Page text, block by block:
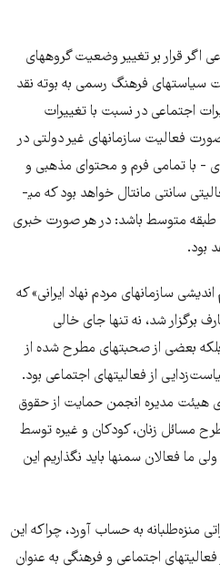
اگر قرار بر تغییر وضعیت گروه­های
سیاست­های فرهنگ رسمی به بوته نقد
اجتماعی در نسبت با تغییرات
فعالیت سازمان­های غیر دولتی در
- با تمامی فرم و محتوای مذهبی و
سنتی آن – سوق داده می­شود یا فعالیتی سانتی مانتال خواهد بود که می­
طبقه متوسط باشد: در هر صورت خبری
بود.
سازمان­های مردم نهاد ایرانی» که
شد، نه تنها جای خالی
بعضی از صحبت­های مطرح شده از
از فعالیت­های اجتماعی بود.
هیئت مدیره انجمن حمایت از حقوق
مسائل زنان، کودکان و غیره توسط
ما فعالان سمن­ها باید نگذاریم این
منزه‌طلبانه به حساب آورد، چراکه این
اجتماعی و فرهنگی به عنوان